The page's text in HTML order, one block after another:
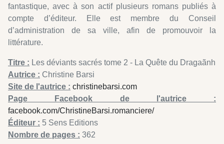
fantastique, avec à son actif plusieurs romans publiés à
compte d’éditeur. Elle est membre du Conseil
d’administration de sa ville, afin de promouvoir la
littérature.
Titre : Les déviants sacrés tome 2 - La Quête du Dragaãnh
Autrice : Christine Barsi
Site de l'autrice : christinebarsi.com
Page Facebook de l'autrice :
facebook.com/ChristineBarsi.romanciere/
Éditeur : 5 Sens Editions
Nombre de pages : 362